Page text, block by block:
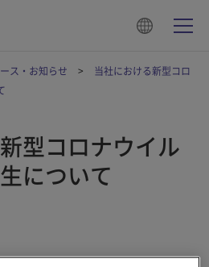
ス・お知らせ
当社における新型コロ
型コロナウイル
について